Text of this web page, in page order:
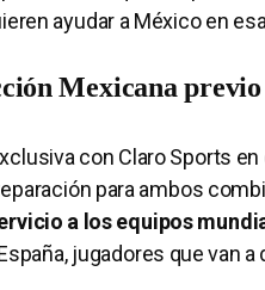
ayudar a México en esa
Mexicana previo
con Claro Sports en
para ambos
a los equipos
jugadores que van a